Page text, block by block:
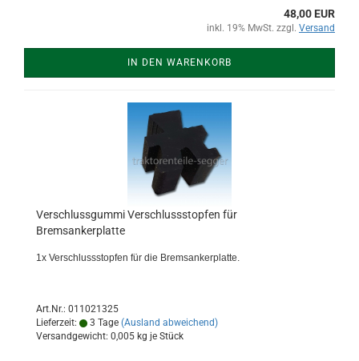
48,00 EUR
inkl. 19% MwSt. zzgl. Versand
IN DEN WARENKORB
Verschlussgummi Verschlussstopfen für
Bremsankerplatte
1x Verschlussstopfen für die Bremsankerplatte.
Art.Nr.: 011021325
Lieferzeit:
3 Tage (Ausland abweichend)
Versandgewicht: 0,005 kg je Stück